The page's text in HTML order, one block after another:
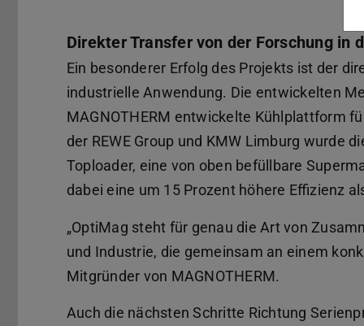
Direkter Transfer von der Forschung in
Ein besonderer Erfolg des Projekts ist der
industrielle Anwendung. Die entwickelten
MAGNOTHERM entwickelte Kühlplattform
der REWE Group und KMW Limburg wurde
Toploader, eine von oben befüllbare
dabei eine um 15 Prozent höhere Effizienz
„OptiMag steht für genau die Art von
und Industrie, die gemeinsam an einem
Mitgründer von MAGNOTHERM.
Auch die nächsten Schritte Richtung